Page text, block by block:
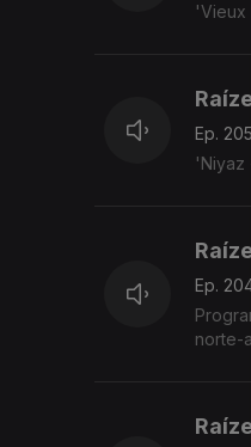
'Vieux
Ep. 205
'Niyaz
Ep.
Programa
norte-